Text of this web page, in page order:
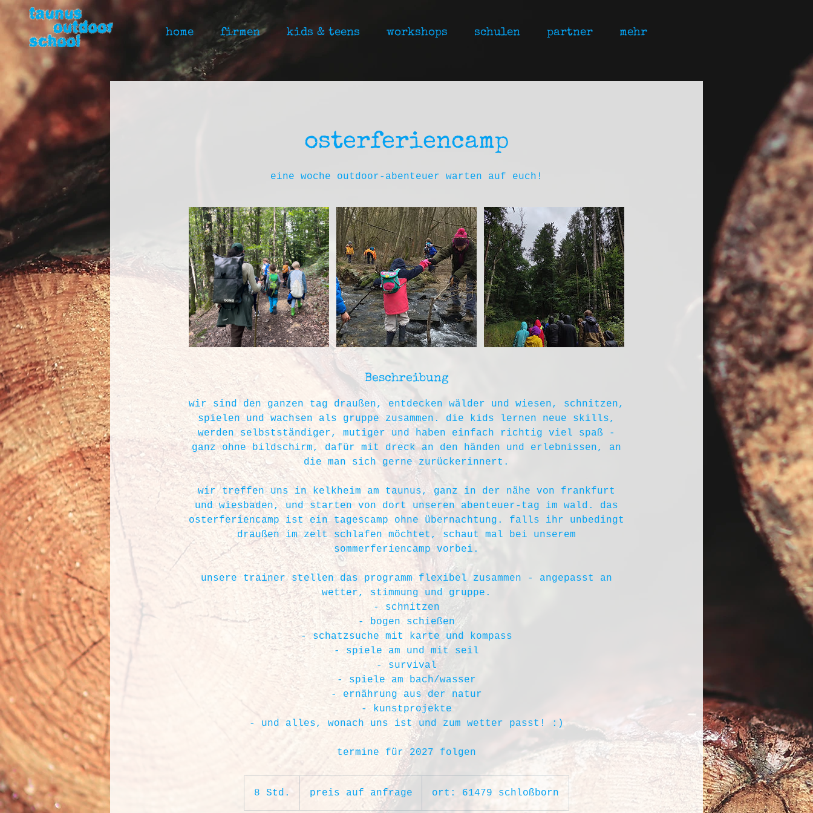
home firmen kids & teens workshops schulen partner mehr
osterferiencamp
eine woche outdoor-abenteuer warten auf euch!
Beschreibung
wir sind den ganzen tag draußen, entdecken wälder und wiesen, schnitzen,
spielen und wachsen als gruppe zusammen. die kids lernen neue skills,
werden selbstständiger, mutiger und haben einfach richtig viel spaß -
ganz ohne bildschirm, dafür mit dreck an den händen und erlebnissen, an
die man sich gerne zurückerinnert.
wir treffen uns in kelkheim am taunus, ganz in der nähe von frankfurt
und wiesbaden, und starten von dort unseren abenteuer-tag im wald. das
osterferiencamp ist ein tagescamp ohne übernachtung. falls ihr unbedingt
draußen im zelt schlafen möchtet, schaut mal bei unserem
sommerferiencamp vorbei.
unsere trainer stellen das programm flexibel zusammen - angepasst an
wetter, stimmung und gruppe.
- schnitzen
- bogen schießen
- schatzsuche mit karte und kompass
- spiele am und mit seil
- survival
- spiele am bach/wasser
- ernährung aus der natur
- kunstprojekte
- und alles, wonach uns ist und zum wetter passt! :)
termine für 2027 folgen
8 Std.
S
anfrage
preis auf anfrage ort: 61479 schloßborn